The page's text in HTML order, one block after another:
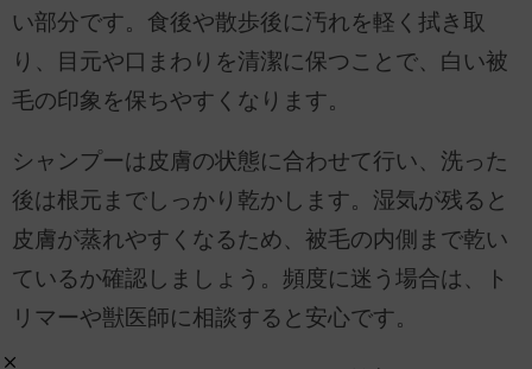
い部分です。食後や散歩後に汚れを軽く拭き取
り、目元や口まわりを清潔に保つことで、白い被
毛の印象を保ちやすくなります。
シャンプーは皮膚の状態に合わせて行い、洗った
後は根元までしっかり乾かします。湿気が残ると
皮膚が蒸れやすくなるため、被毛の内側まで乾い
ているか確認しましょう。頻度に迷う場合は、ト
リマーや獣医師に相談すると安心です。